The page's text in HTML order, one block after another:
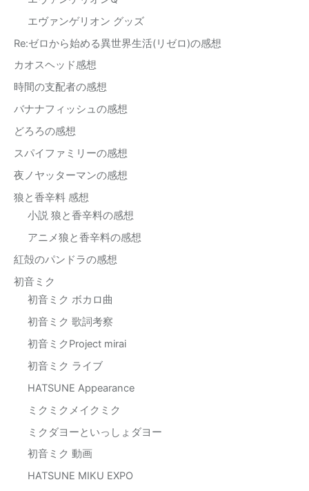
エヴァンゲリオン グッズ
Re:ゼロから始める異世界生活(リゼロ)の感想
カオスヘッド感想
時間の支配者の感想
バナナフィッシュの感想
どろろの感想
スパイファミリーの感想
夜ノヤッターマンの感想
狼と香辛料 感想
小説 狼と香辛料の感想
アニメ狼と香辛料の感想
紅殻のパンドラの感想
初音ミク
初音ミク ボカロ曲
初音ミク 歌詞考察
初音ミクProject mirai
初音ミク ライブ
HATSUNE Appearance
ミクミクメイクミク
ミクダヨーといっしょダヨー
初音ミク 動画
HATSUNE MIKU EXPO